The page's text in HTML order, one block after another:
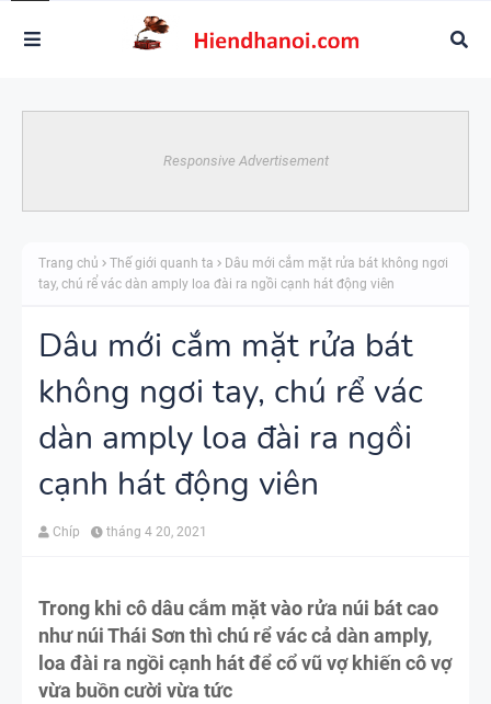
Responsive Advertisement
Trang chủ Thế giới quanh ta
Dâu mới cắm mặt rửa bát không ngơi
tay, chú rể vác dàn amply loa đài ra ngồi cạnh hát động viên
Dâu mới cắm mặt rửa bát
không ngơi tay, chú rể vác
dàn amply loa đài ra ngồi
cạnh hát động viên
Chíp tháng 4 20, 2021
Trong khi cô dâu cắm mặt vào rửa núi bát cao
như núi Thái Sơn thì chú rể vác cả dàn amply,
loa đài ra ngồi cạnh hát để cổ vũ vợ khiến cô vợ
vừa buồn cười vừa tức